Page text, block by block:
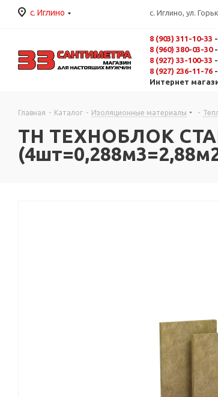
с. Иглино с. Иглино, ул.
8 (903) 311-10-33
8 (960) 380-03-30-
8 (927) 33-100-33
8 (927) 236-11-76 -
Интернет
Главная - Каталог - Изоляционные материалы -
ТН ТЕХНОБЛОК